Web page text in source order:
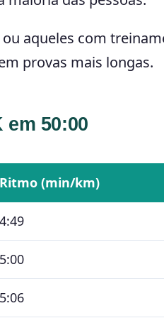
aqueles com
provas mais longas.
50:00
Ritmo (min/km)
4:49
5:00
5:06